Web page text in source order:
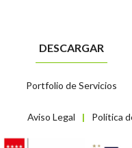
Aviso Legal | Política
DESCARGAR
Portfolio de Servicios